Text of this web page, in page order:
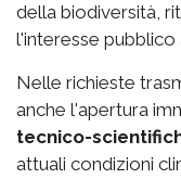
della biodiversità,
l'interesse pubblico
Nelle richieste
anche l'apertura
tecnico-
attuali condizioni